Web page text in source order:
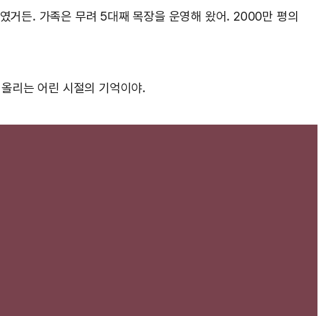
거든. 가족은 무려 5대째 목장을 운영해 왔어. 2000만 평의
리는 어린 시절의 기억이야.